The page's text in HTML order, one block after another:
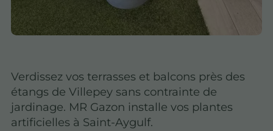
Verdissez vos terrasses et balcons près des
étangs de Villepey sans contrainte de
jardinage. MR Gazon installe vos plantes
artificielles à Saint-Aygulf.